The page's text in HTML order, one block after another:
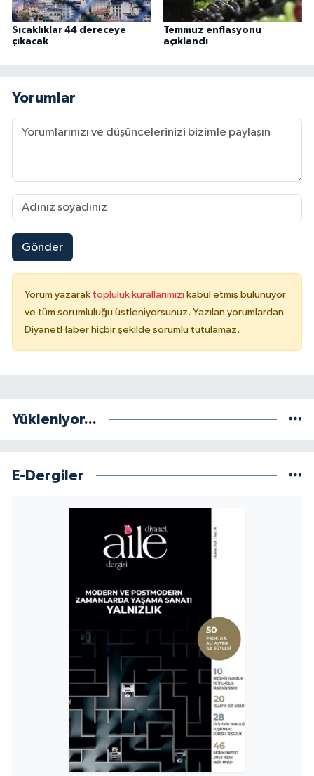
Sıcaklıklar 44 dereceye
çıkacak
Temmuz enflasyonu
açıklandı
Yorumlar
Gönder
Yorum yazarak topluluk kurallarımızı kabul etmiş bulunuyor
ve tüm sorumluluğu üstleniyorsunuz. Yazılan yorumlardan
DiyanetHaber hiçbir şekilde sorumlu tutulamaz.
Yükleniyor...
E-Dergiler
Karaman Müftülüğü
Kastamonu Müftülüğü
Kayseri Müftülüğü
Kırklareli Müftülüğü
Kırşehir Müftülüğü
Kocaeli Müftülüğü
Malatya Müftülüğü
Mardin Müftülüğü
Muğla Müftülüğü
Muş Müftülüğü
Nevşehir Müftülüğü
Niğde Müftülüğü
Ordu Müftülüğü
Osmaniye Müftülüğü
Rize Müftülüğü